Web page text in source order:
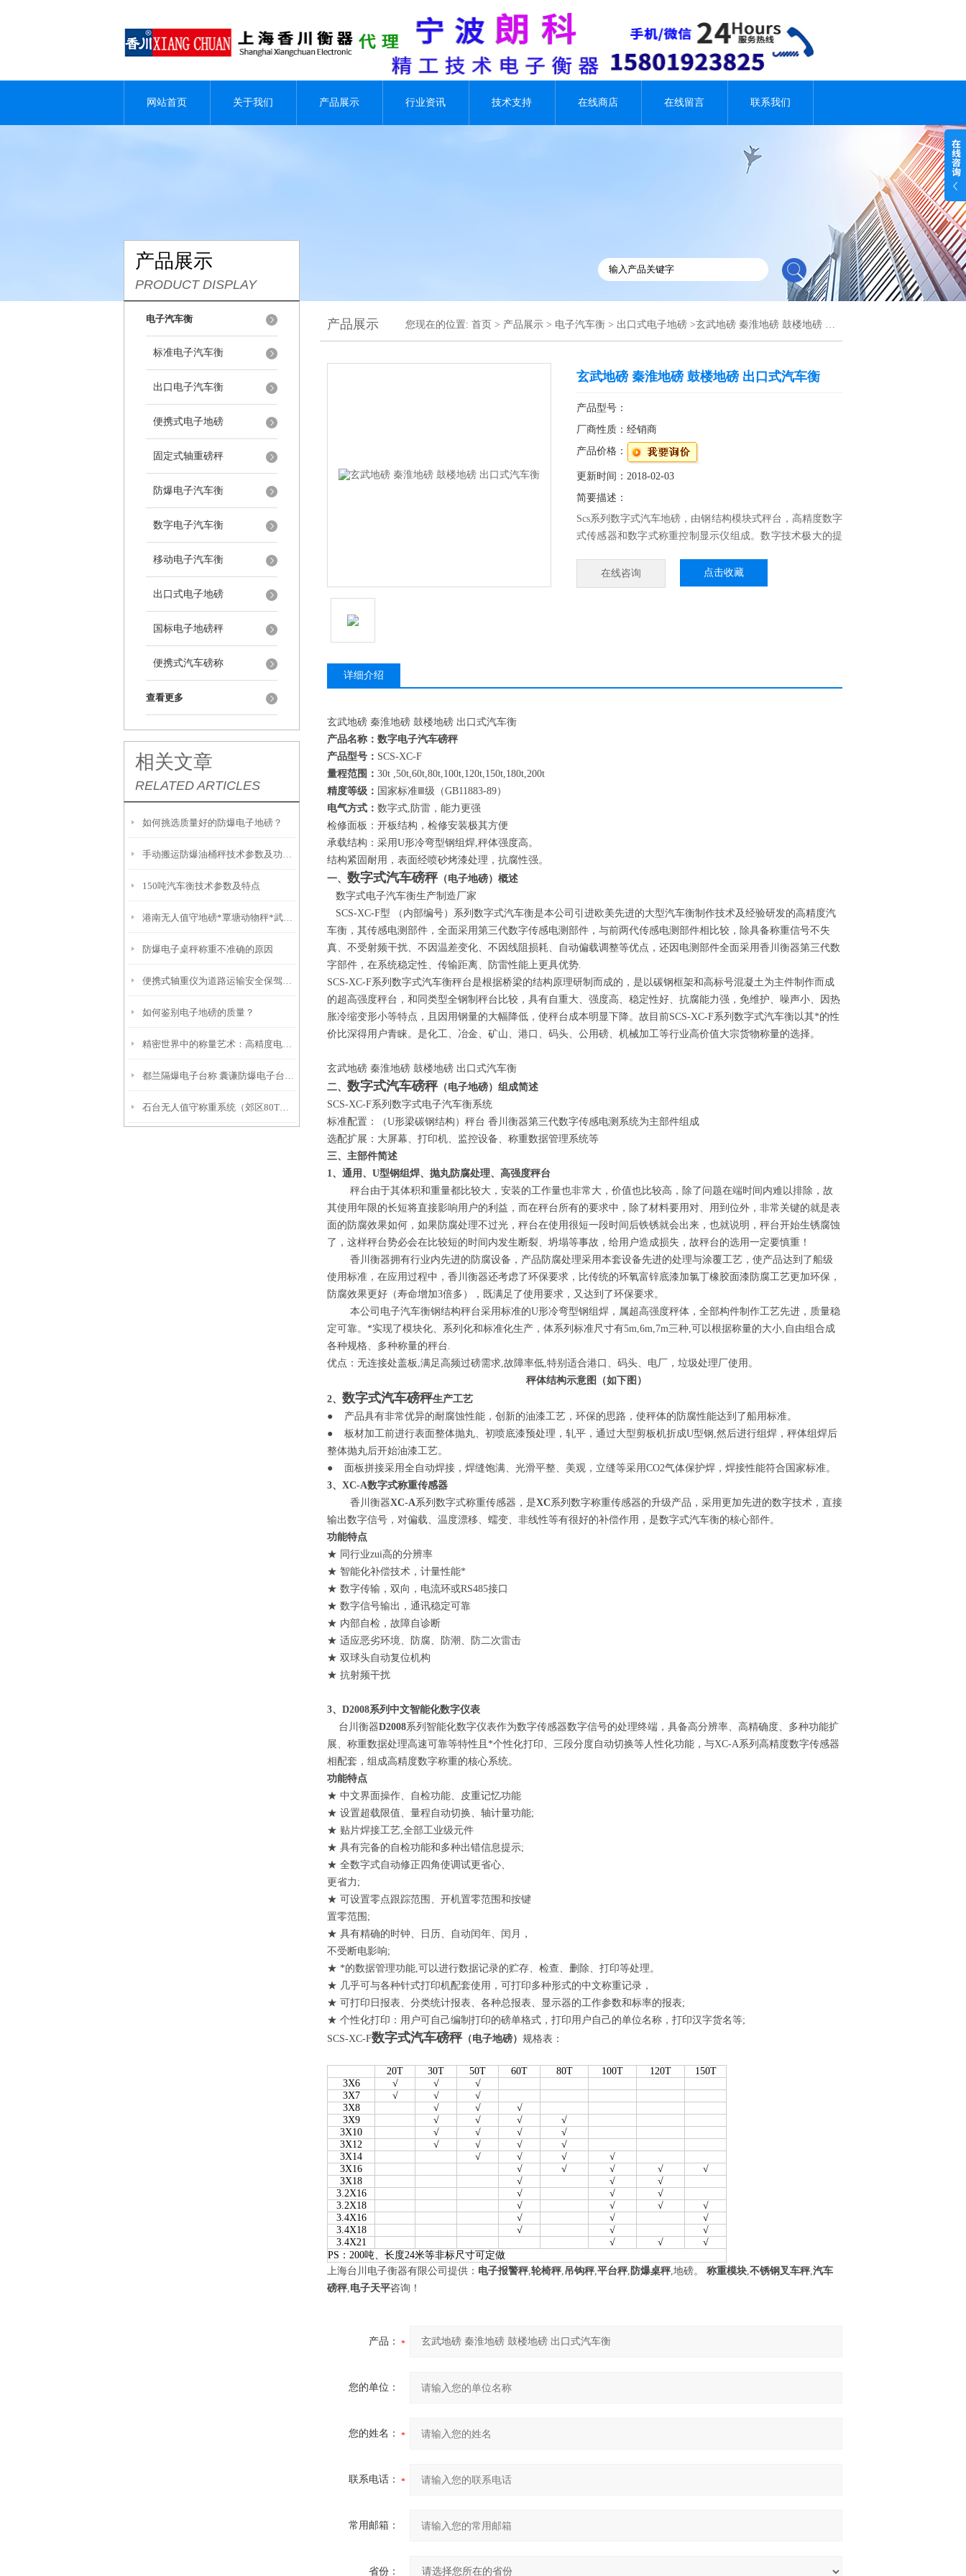
网站首页 关于我们 产品展示 行业资讯 技术支持 在线商店 在线留言 联系我们
产品展示
PRODUCT DISPLAY
电子汽车衡
标准电子汽车衡
出口电子汽车衡
便携式电子地磅
固定式轴重磅秤
防爆电子汽车衡
数字电子汽车衡
移动电子汽车衡
出口式电子地磅
国标电子地磅秤
便携式汽车磅称
查看更多
相关文章
RELATED ARTICLES
如何挑选质量好的防爆电子地磅？
手动搬运防爆油桶秤技术参数及功能特点
150吨汽车衡技术参数及特点
港南无人值守地磅*覃塘动物秤*武鸣80吨吊秤*隆安10吨吊秤
防爆电子桌秤称重不准确的原因
便携式轴重仪为道路运输安全保驾护航
如何鉴别电子地磅的质量？
精密世界中的称量艺术：高精度电子天平的魅力
都兰隔爆电子台称 囊谦防爆电子台秤 果洛电子防爆台秤
石台无人值守称重系统（郊区80T吊秤（太和30吨吊秤（颍州1T地磅
产品展示 您现在的位置: 首页 > 产品展示 > 电子汽车衡 > 出口式电子地磅 >玄武地磅 秦淮地磅 鼓楼地磅 出口式汽车衡
玄武地磅 秦淮地磅 鼓楼地磅 出口式汽车衡
产品型号：
厂商性质：经销商
产品价格：
更新时间：2018-02-03
简要描述：
Scs系列数字式汽车地磅，由钢结构模块式秤台，高精度数字
式传感器和数字式称重控制显示仪组成。数字技术极大的提
单，通讯便捷，智能化程度高，抗干扰力更强，传输距离更
远。玄武地磅 秦淮地磅 鼓楼地磅 出口式汽车衡
在线咨询 点击收藏
详细介绍
玄武地磅 秦淮地磅 鼓楼地磅 出口式汽车衡
产品名称：数字电子汽车磅秤
产品型号： SCS-XC-F
量程范围： 30t ,50t,60t,80t,100t,120t,150t,180t,200t
精度等级： 国家标准Ⅲ级（GB11883-89）
电气方式： 数字式,防雷，能力更强
检修面板：开板结构，检修安装极其方便
承载结构：采用U形冷弯型钢组焊,秤体强度高。
结构紧固耐用，表面经喷砂烤漆处理，抗腐性强。
一、 数字式汽车磅秤（电子地磅）概述
数字式电子汽车衡生产制造厂家
SCS-XC-F型 （内部编号）系列数字式汽车衡是本公司引进欧美先进的大型汽车衡制作技术及经验研发的高精度汽
车衡，其传感电测部件，全面采用第三代数字传感电测部件，与前两代传感电测部件相比较，除具备称重信号不失
真、不受射频干扰、不因温差变化、不因线阻损耗、自动偏载调整等优点，还因电测部件全面采用香川衡器第三代数
字部件，在系统稳定性、传输距离、防雷性能上更具优势.
SCS-XC-F系列数字式汽车衡秤台是根据桥梁的结构原理研制而成的，是以碳钢框架和高标号混凝土为主件制作而成
的超高强度秤台，和同类型全钢制秤台比较，具有自重大、强度高、稳定性好、抗腐能力强，免维护、噪声小、因热
胀冷缩变形小等特点，且因用钢量的大幅降低，使秤台成本明显下降。故目前SCS-XC-F系列数字式汽车衡以其*的性
价比深得用户青睐。是化工、冶金、矿山、港口、码头、公用磅、机械加工等行业高价值大宗货物称量的选择。
玄武地磅 秦淮地磅 鼓楼地磅 出口式汽车衡
二、 数字式汽车磅秤（电子地磅）组成简述
SCS-XC-F系列数字式电子汽车衡系统
标准配置：（U形梁碳钢结构）秤台 香川衡器第三代数字传感电测系统为主部件组成
选配扩展：大屏幕、打印机、监控设备、称重数据管理系统等
三、主部件简述
1、通用、U型钢组焊、抛丸防腐处理、高强度秤台
秤台由于其体积和重量都比较大，安装的工作量也非常大，价值也比较高，除了问题在端时间内难以排除，故
其使用年限的长短将直接影响用户的利益，而在秤台所有的要求中，除了材料要用对、用到位外，非常关键的就是表
面的防腐效果如何，如果防腐处理不过光，秤台在使用很短一段时间后铁锈就会出来，也就说明，秤台开始生锈腐蚀
了，这样秤台势必会在比较短的时间内发生断裂、坍塌等事故，给用户造成损失，故秤台的选用一定要慎重！
香川衡器拥有行业内先进的防腐设备，产品防腐处理采用本套设备先进的处理与涂覆工艺，使产品达到了船级
使用标准，在应用过程中，香川衡器还考虑了环保要求，比传统的环氧富锌底漆加氯丁橡胶面漆防腐工艺更加环保，
防腐效果更好（寿命增加3倍多），既满足了使用要求，又达到了环保要求。
本公司电子汽车衡钢结构秤台采用标准的U形冷弯型钢组焊，属超高强度秤体，全部构件制作工艺先进，质量稳
定可靠。*实现了模块化、系列化和标准化生产，体系列标准尺寸有5m,6m,7m三种,可以根据称量的大小,自由组合成
各种规格、多种称量的秤台.
优点：无连接处盖板,满足高频过磅需求,故障率低,特别适合港口、码头、电厂，垃圾处理厂使用。
秤体结构示意图（如下图）
2、 数字式汽车磅秤生产工艺
● 产品具有非常优异的耐腐蚀性能，创新的油漆工艺，环保的思路，使秤体的防腐性能达到了船用标准。
● 板材加工前进行表面整体抛丸、初喷底漆预处理，轧平，通过大型剪板机折成U型钢,然后进行组焊，秤体组焊后
整体抛丸后开始油漆工艺。
● 面板拼接采用全自动焊接，焊缝饱满、光滑平整、美观，立缝等采用CO2气体保护焊，焊接性能符合国家标准。
3、XC-A数字式称重传感器
香川衡器XC-A系列数字式称重传感器，是XC系列数字称重传感器的升级产品，采用更加先进的数字技术，直接
输出数字信号，对偏载、温度漂移、蠕变、非线性等有很好的补偿作用，是数字式汽车衡的核心部件。
功能特点
★ 同行业zui高的分辨率
★ 智能化补偿技术，计量性能*
★ 数字传输，双向，电流环或RS485接口
★ 数字信号输出，通讯稳定可靠
★ 内部自检，故障自诊断
★ 适应恶劣环境、防腐、防潮、防二次雷击
★ 双球头自动复位机构
★ 抗射频干扰
3、D2008系列中文智能化数字仪表
台川衡器D2008系列智能化数字仪表作为数字传感器数字信号的处理终端，具备高分辨率、高精确度、多种功能扩
展、称重数据处理高速可靠等特性且*个性化打印、三段分度自动切换等人性化功能，与XC-A系列高精度数字传感器
相配套，组成高精度数字称重的核心系统。
功能特点
★ 中文界面操作、自检功能、皮重记忆功能
★ 设置超载限值、量程自动切换、轴计量功能;
★ 贴片焊接工艺,全部工业级元件
★ 具有完备的自检功能和多种出错信息提示;
★ 全数字式自动修正四角使调试更省心、
更省力;
★ 可设置零点跟踪范围、开机置零范围和按键
置零范围;
★ 具有精确的时钟、日历、自动闰年、闰月，
不受断电影响;
★ *的数据管理功能,可以进行数据记录的贮存、检查、删除、打印等处理。
★ 几乎可与各种针式打印机配套使用，可打印多种形式的中文称重记录，
★ 可打印日报表、分类统计报表、各种总报表、显示器的工作参数和标率的报表;
★ 个性化打印：用户可自己编制打印的磅单格式，打印用户自己的单位名称，打印汉字货名等;
SCS-XC-F数字式汽车磅秤（电子地磅） 规格表：
20T 30T 50T 60T 80T 100T 120T
150T
3X6
√ √
√
3X7
√ √
√
3X8
√ √
√
3X9
√ √ √
√
3X10
√ √ √
√
3X12
√ √ √
√
3X14
√ √ √
√
3X16
√ √ √ √
√
3X18
√ √
√
3.2X16
√ √
√
3.2X18
√ √ √
√
3.4X16
√ √
√
3.4X18
√ √
√
3.4X21
√ √
√
PS：200吨、长度24米等非标尺寸可定做
上海台川电子衡器有限公司提供： 电子报警秤,轮椅秤,吊钩秤,平台秤, 防爆桌秤,地磅。 称重模块,不锈钢叉车秤,汽车
磅秤,电子天平咨询！
产品：
您的单位：
您的姓名：
联系电话：
常用邮箱：
省份：